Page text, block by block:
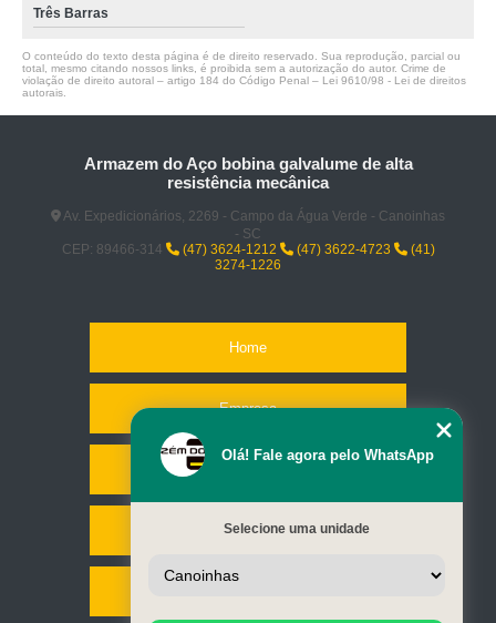
Três Barras
O conteúdo do texto desta página é de direito reservado. Sua reprodução, parcial ou
total, mesmo citando nossos links, é proibida sem a autorização do autor. Crime de
violação de direito autoral – artigo 184 do Código Penal – Lei 9610/98 - Lei de direitos
autorais
Armazem do Aço bobina galvalume de alta
resistência mecânica
Av. Expedicionários, 2269 - Campo da Água Verde - Canoinhas
- SC
CEP: 89466-314
(47) 3624-1212 (47) 3622-4723
(41)
3274-1226
Home
Empresa
Serviços
Olá! Fale agora pelo WhatsApp
Selecione uma unidade